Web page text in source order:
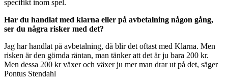
specifikt inom spel.
Har du handlat med klarna eller på avbetalning någon gång,
ser du några risker med det?
Jag har handlat på avbetalning, då blir det oftast med Klarna. Men
risken är den gömda räntan, man tänker att det är ju bara 200 kr.
Men dessa 200 kr växer och växer ju mer man drar ut på det, säger
Pontus Stendahl